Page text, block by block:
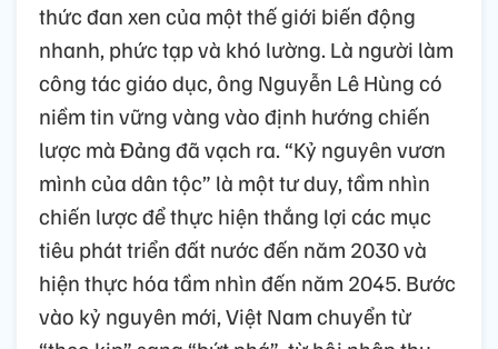
thức đan xen của một thế giới biến động
nhanh, phức tạp và khó lường. Là người làm
công tác giáo dục, ông Nguyễn Lê Hùng có
niềm tin vững vàng vào định hướng chiến
lược mà Đảng đã vạch ra. “Kỷ nguyên vươn
mình của dân tộc” là một tư duy, tầm nhìn
chiến lược để thực hiện thắng lợi các mục
tiêu phát triển đất nước đến năm 2030 và
hiện thực hóa tầm nhìn đến năm 2045. Bước
vào kỷ nguyên mới, Việt Nam chuyển từ